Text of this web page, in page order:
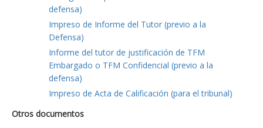
defensa)
Impreso de Informe del Tutor (previo a la
Defensa)
Informe del tutor de justificación de TFM
Embargado o TFM Confidencial (previo a la
defensa)
Impreso de Acta de Calificación (para el tribunal)
Otros documentos